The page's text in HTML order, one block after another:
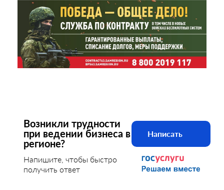
Возникли трудности
при ведении бизнеса в
регионе?
Напишите, чтобы быстро
получить ответ
Написать